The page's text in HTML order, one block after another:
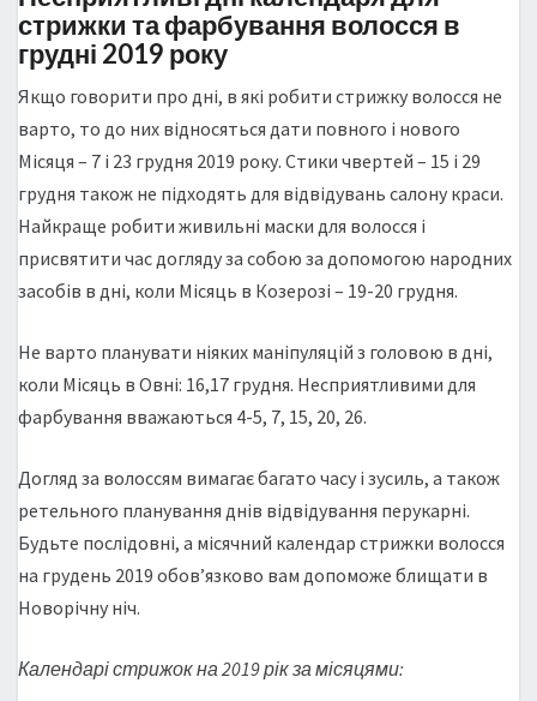
стрижки та фарбування волосся в
грудні 2019 року
Якщо говорити про дні, в які робити стрижку волосся не
варто, то до них відносяться дати повного і нового
Місяця – 7 і 23 грудня 2019 року. Стики чвертей – 15 і 29
грудня також не підходять для відвідувань салону краси.
Найкраще робити живильні маски для волосся і
присвятити час догляду за собою за допомогою народних
засобів в дні, коли Місяць в Козерозі – 19-20 грудня.
Не варто планувати ніяких маніпуляцій з головою в дні,
коли Місяць в Овні: 16,17 грудня. Несприятливими для
фарбування вважаються 4-5, 7, 15, 20, 26.
Догляд за волоссям вимагає багато часу і зусиль, а також
ретельного планування днів відвідування перукарні.
Будьте послідовні, а місячний календар стрижки волосся
на грудень 2019 обов’язково вам допоможе блищати в
Новорічну ніч.
Календарі стрижок на 2019 рік за місяцями: